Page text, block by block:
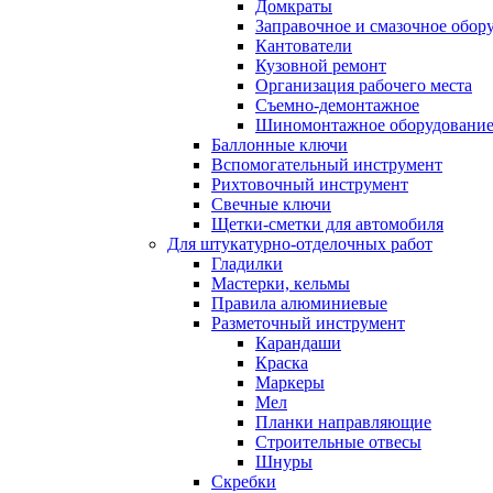
Домкраты
Заправочное и смазочное
Кантователи
Кузовной ремонт
Организация рабочего места
Съемно-демонтажное
Шиномонтажное оборудование
Баллонные ключи
Вспомогательный инструмент
Рихтовочный инструмент
Свечные ключи
Щетки-сметки для автомобиля
Для штукатурно-отделочных работ
Гладилки
Мастерки, кельмы
Правила алюминиевые
Разметочный инструмент
Карандаши
Краска
Маркеры
Мел
Планки направляющие
Строительные отвесы
Шнуры
Скребки